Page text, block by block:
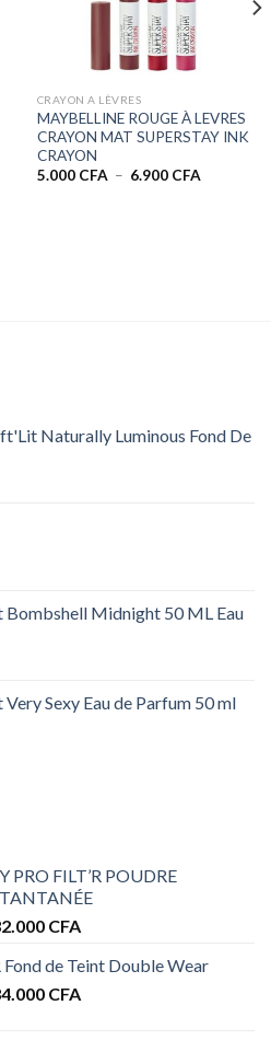
CRAYON A LÈVRES
MAYBELLINE ROUGE À LEVRES
CRAYON MAT SUPERSTAY INK
CRAYON
5.000 CFA – 6.900 CFAPlage
Naturally Luminous Fond De
Bombshell Midnight 50 ML Eau
Sexy Eau de Parfum 50 ml
PRO FILT’R POUDRE
CFA
prix :
28.000 CFA
Fond de Teint Double Wear
CFA